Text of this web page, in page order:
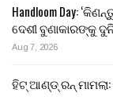
Handloom Day:
ଦେଶୀ ବୁଣାକାରଙ୍କୁ
Aug 7, 2026
ହିଟ୍ ଆଣ୍ଡ୍ ରନ୍ ମାମଲା: